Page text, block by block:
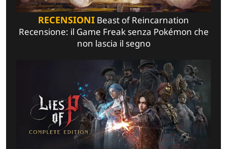
RECENSIONI Beast of Reincarnation
Recensione: il Game Freak senza Pokémon che
non lascia il segno